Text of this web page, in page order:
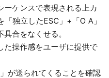
ーケンスで表現される上カ
独立したESC」+「O A」
合をなくせる。
た操作感をユーザに提供で
が送られてくることを確認